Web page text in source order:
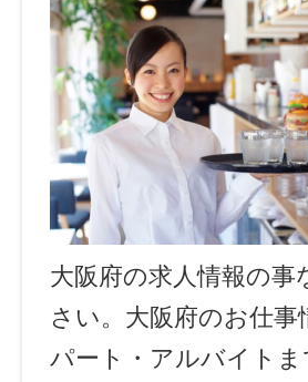
大阪府の求人情報の
さい。大阪府のお仕
パート・アルバイト